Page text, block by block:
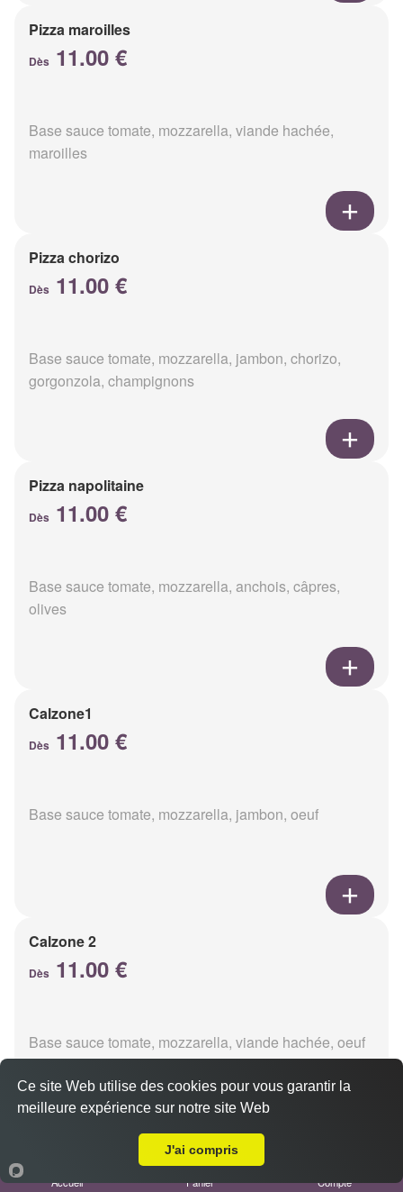
Pizza maroilles
Dès 11.00 €
Base sauce tomate, mozzarella, viande hachée,
maroilles
Pizza chorizo
Dès 11.00 €
Base sauce tomate, mozzarella, jambon, chorizo,
gorgonzola, champignons
Pizza napolitaine
Dès 11.00 €
Base sauce tomate, mozzarella, anchois, câpres,
olives
Calzone1
Dès 11.00 €
Base sauce tomate, mozzarella, jambon, oeuf
Calzone 2
Dès 11.00 €
Base sauce tomate, mozzarella, viande hachée, oeuf
Accueil Panier Compte
Ce site Web utilise des cookies pour vous garantir la
meilleure expérience sur notre site Web
J'ai compris